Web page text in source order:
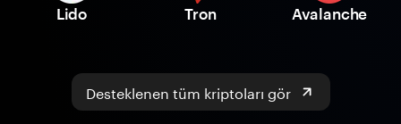
Lido Tron Avalanche
Desteklenen tüm kriptoları gör